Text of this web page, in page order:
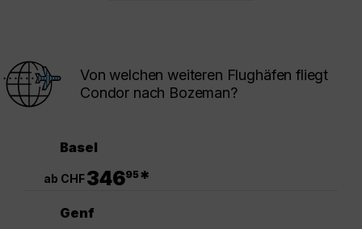
Von welchen weiteren Flughäfen fliegt
Condor nach Bozeman?
Basel
ab CHF34695*
Genf